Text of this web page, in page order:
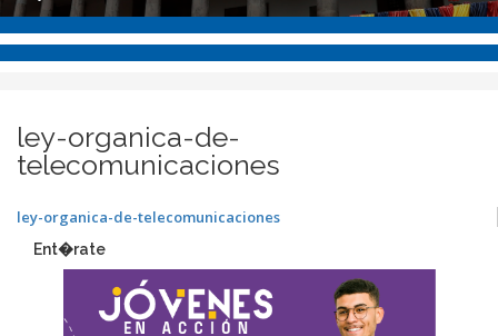
ley-organica-de-
telecomunicaciones
ley-organica-de-telecomunicaciones
Ent�rate